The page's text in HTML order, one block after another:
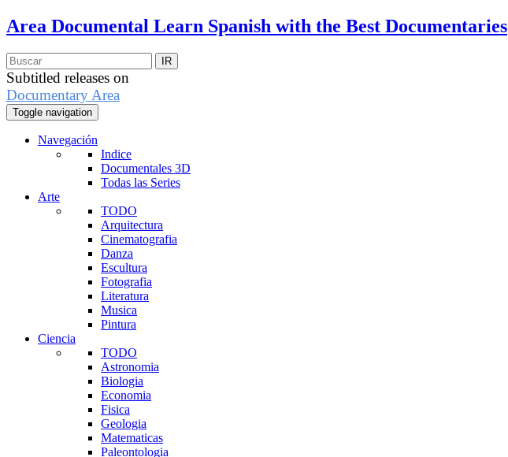
Area Documental Learn Spanish with the Best Documentaries
Subtitled releases on
Documentary Area
Toggle navigation
Navegación
Indice
Documentales 3D
Todas las Series
Arte
TODO
Arquitectura
Cinematografia
Danza
Escultura
Fotografia
Literatura
Musica
Pintura
Ciencia
TODO
Astronomia
Biologia
Economia
Fisica
Geologia
Matematicas
Paleontologia